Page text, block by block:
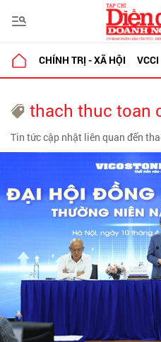
CHÍNH TRỊ - XÃ HỘI VCCI
thach thuc toan
Tin tức cập nhật liên quan đến